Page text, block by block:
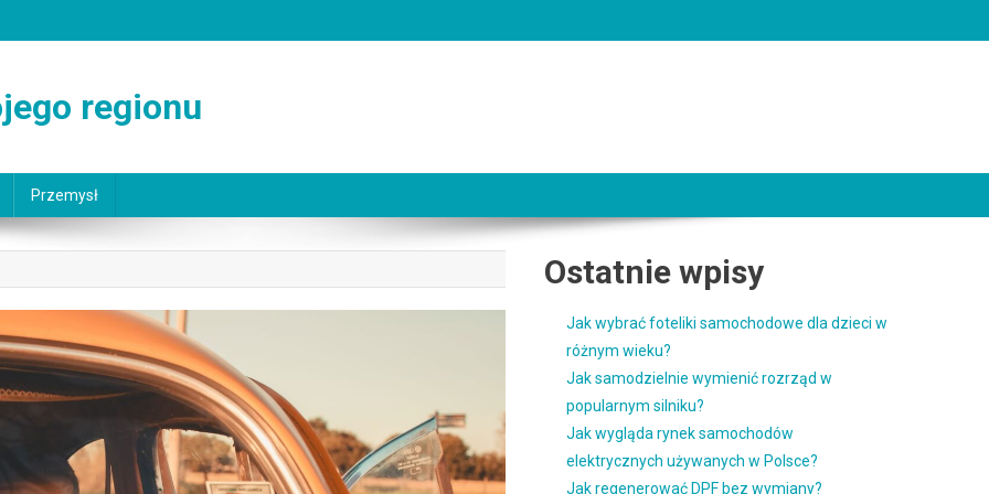
regionu
Przemysł
Ostatnie wpisy
Jak wybrać foteliki samochodowe dla dzieci w
różnym wieku?
Jak samodzielnie wymienić rozrząd w
popularnym silniku?
Jak wygląda rynek samochodów
elektrycznych używanych w Polsce?
Jak regenerować DPF bez wymiany?